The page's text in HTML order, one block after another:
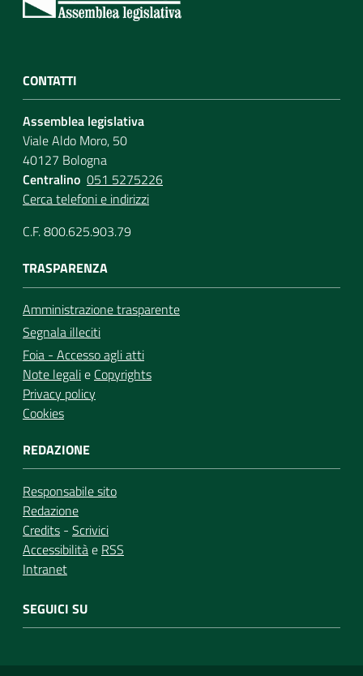
CONTATTI
Assemblea legislativa
Viale Aldo Moro, 50
40127 Bologna
Centralino 051 5275226
Cerca telefoni e indirizzi
C.F. 800.625.903.79
TRASPARENZA
Amministrazione trasparente
Segnala illeciti
Foia - Accesso agli atti
Note legalie Copyrights
Privacy policy
Cookies
REDAZIONE
Responsabile sito
Redazione
Credits - Scrivici
Accessibilitàe RSS
Intranet
SEGUICI SU